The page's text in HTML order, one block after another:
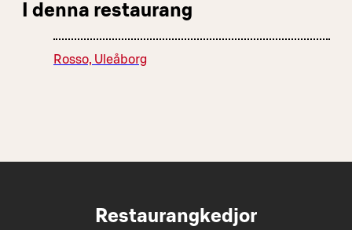
I denna restaurang
Rosso, Uleåborg
Restaurangkedjor